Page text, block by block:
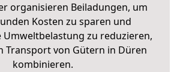
organisieren Beiladungen, um
Kosten zu sparen und
Umweltbelastung zu reduzieren,
Transport von Gütern in Düren
kombinieren.